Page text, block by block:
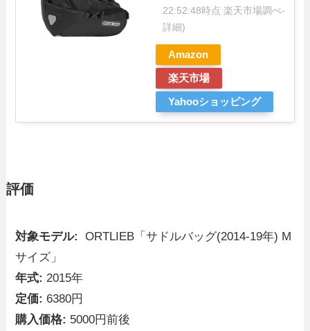
22:52:48時点 楽天市場調べ-
詳細)
Amazon
楽天市場
Yahooショッピング
評価
対象モデル:
ORTLIEB「サドルバッグ(2014-19年) M
サイズ」
年式: 2015年
定価: 6380円
購入価格: 5000円前後